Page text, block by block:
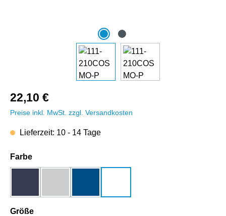
22,10 €
Preise inkl. MwSt. zzgl. Versandkosten
Lieferzeit: 10 - 14 Tage
Farbeauswählen
Größeauswählen